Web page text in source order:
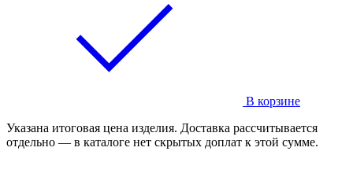
В корзине
Указана итоговая цена изделия. Доставка рассчитывается
отдельно — в каталоге нет скрытых доплат к этой сумме.